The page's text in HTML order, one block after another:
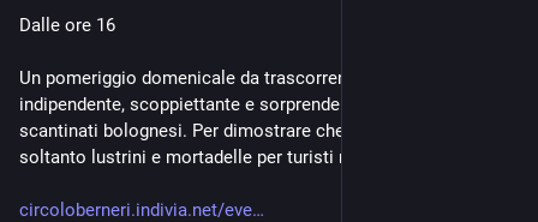
Dalle ore 16
Un pomeriggio domenicale da trascorrere all'insegna del rock
indipendente, scoppiettante e sorprendente, che sorge dagli
scantinati bolognesi. Per dimostrare che questa città non è
soltanto lustrini e mortadelle per turisti ma che nel profond
circoloberneri.indivia.net/eve